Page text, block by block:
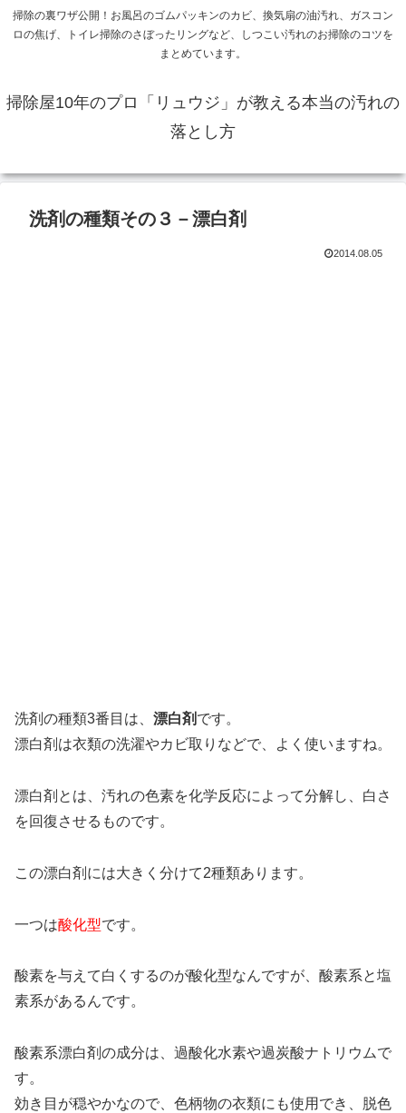
掃除の裏ワザ公開！お風呂のゴムパッキンのカビ、換気扇の油汚れ、ガスコン
ロの焦げ、トイレ掃除のさぼったリングなど、しつこい汚れのお掃除のコツを
まとめています。
掃除屋10年のプロ「リュウジ」が教える本当の汚れの
落とし方
洗剤の種類その３－漂白剤
2014.08.05
洗剤の種類3番目は、 漂白剤 です。
漂白剤は衣類の洗濯やカビ取りなどで、よく使いますね。
漂白剤とは、汚れの色素を化学反応によって分解し、白さ
を回復させるものです。
この漂白剤には大きく分けて2種類あります。
一つは酸化型です。
酸素を与えて白くするのが酸化型なんですが、酸素系と塩
素系があるんです。
酸素系漂白剤の成分は、過酸化水素や過炭酸ナトリウムで
す。
効き目が穏やかなので、色柄物の衣類にも使用でき、脱色